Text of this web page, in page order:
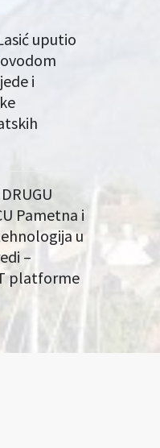
uputio
i
Pametna i
u
–
platforme